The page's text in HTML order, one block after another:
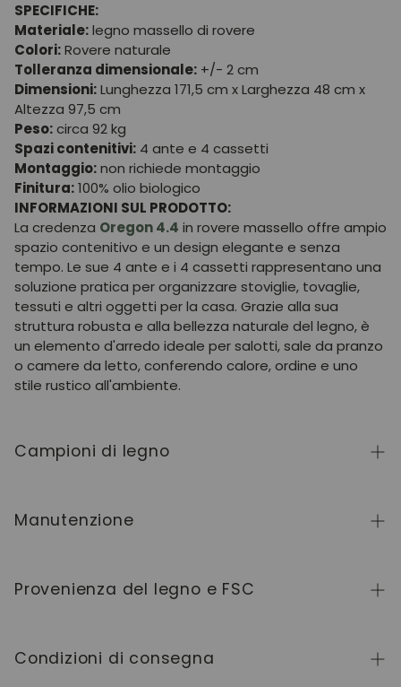
SPECIFICHE:
Materiale:legno massello di rovere
Colori:Rovere naturale
Tolleranza dimensionale: +/- 2 cm
Dimensioni:Lunghezza 171,5 cm x Larghezza 48 cm x
Altezza 97,5 cm
Peso:circa 92 kg
Spazi contenitivi: 4 ante e 4 cassetti
Montaggio:non richiede montaggio
Finitura:100% olio biologico
INFORMAZIONI SUL PRODOTTO:
La credenza Oregon 4.4 in rovere massello offre ampio
spazio contenitivo e un design elegante e senza
tempo. Le sue 4 ante e i 4 cassetti rappresentano una
soluzione pratica per organizzare stoviglie, tovaglie,
tessuti e altri oggetti per la casa. Grazie alla sua
struttura robusta e alla bellezza naturale del legno, è
un elemento d'arredo ideale per salotti, sale da pranzo
o camere da letto, conferendo calore, ordine e uno
stile rustico all'ambiente.
Campioni di legno
NordicStory, clicca
Manutenzione
apprezzato per il suo carattere autentico e la sua
bellezza che evolve nel tempo. Per mantenerlo in
asciugatela sempre dopo. Evitate prodotti abrasivi o
Provenienza del legno e FSC
elevati standard di qualità e controllo in ogni fase del
Condizioni di consegna